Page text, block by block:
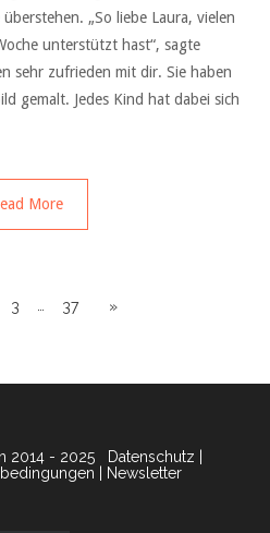
„So liebe Laura, vielen
unterstützt hast“, sagte
sehr zufrieden mit dir. Sie haben
gemalt. Jedes Kind hat dabei sich
More
3 37 »
2014 - 2025 Datenschutz
Newsletter